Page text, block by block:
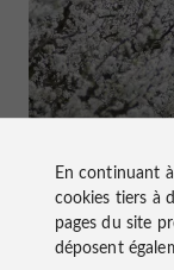
En continuant
cookies tiers à
pages du site
déposent